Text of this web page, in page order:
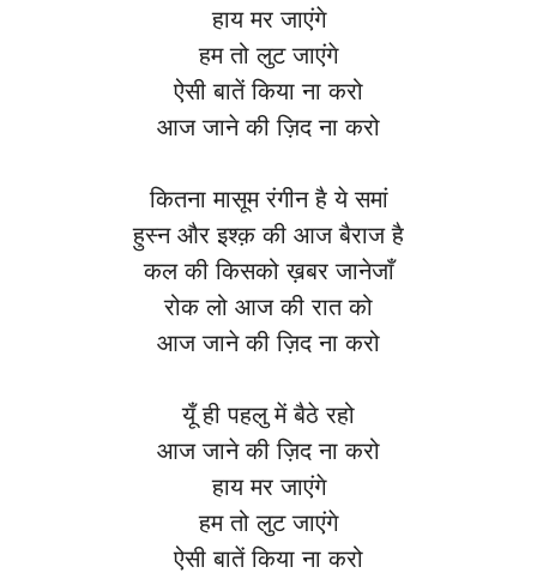
हाय मर जाएंगे
हम तो लुट जाएंगे
ऐसी बातें किया ना करो
आज जाने की ज़िद ना करो
कितना मासूम रंगीन है ये समां
हुस्न और इश्क़ की आज बैराज है
कल की किसको ख़बर जानेजाँ
रोक लो आज की रात को
आज जाने की ज़िद ना करो
यूँ ही पहलु में बैठे रहो
आज जाने की ज़िद ना करो
हाय मर जाएंगे
हम तो लुट जाएंगे
ऐसी बातें किया ना करो